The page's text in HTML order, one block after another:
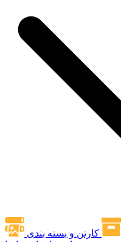
کارتن و بسته بندی